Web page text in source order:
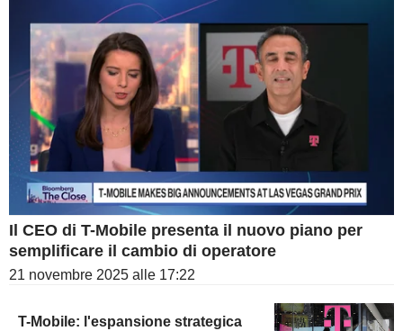
Il CEO di T-Mobile presenta il nuovo piano per
semplificare il cambio di operatore
21 novembre 2025 alle 17:22
T-Mobile: l'espansione strategica